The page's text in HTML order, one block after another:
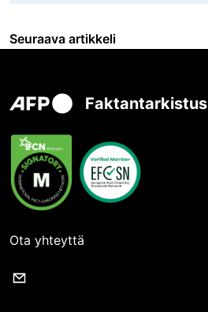
Seuraava artikkeli
Faktantarkistus
Ota yhteyttä